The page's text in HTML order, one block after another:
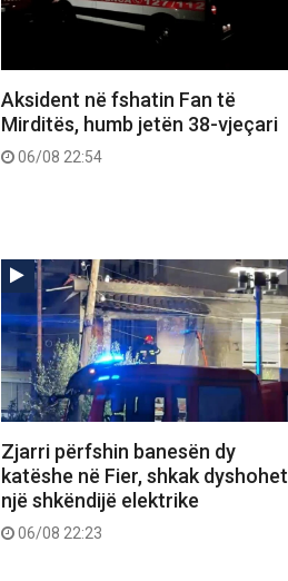
Aksident në fshatin Fan të
Mirditës, humb jetën 38-vjeçari
06/08 22:54
Zjarri përfshin banesën dy
katëshe në Fier, shkak dyshohet
një shkëndijë elektrike
06/08 22:23